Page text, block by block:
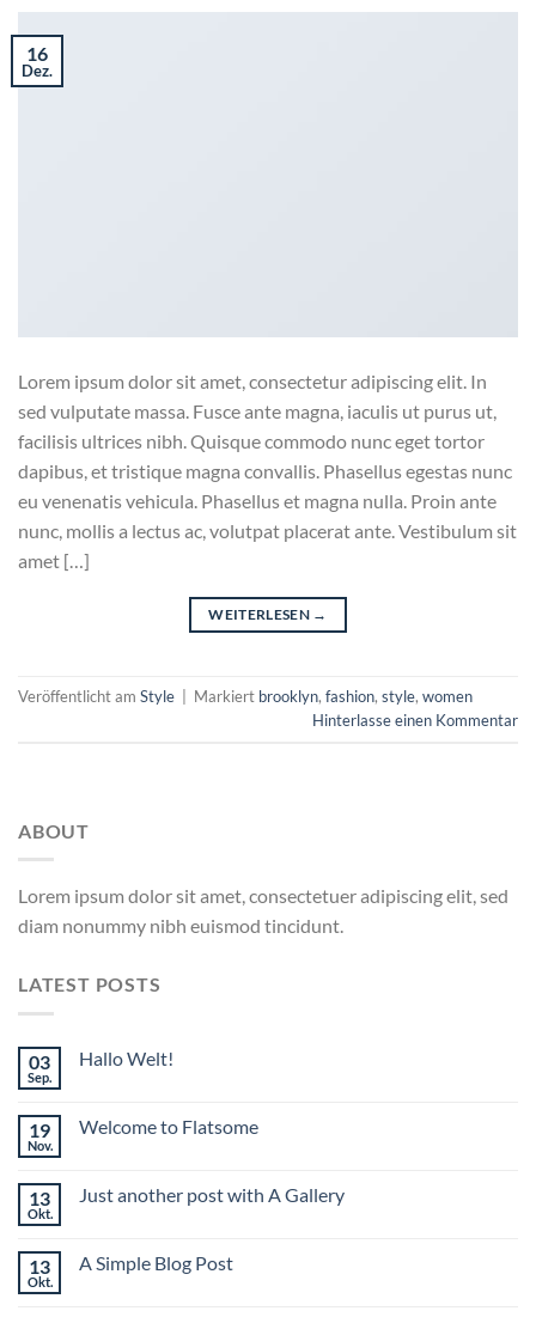
16
Dez.
Lorem ipsum dolor sit amet, consectetur adipiscing elit. In
sed vulputate massa. Fusce ante magna, iaculis ut purus ut,
facilisis ultrices nibh. Quisque commodo nunc eget tortor
dapibus, et tristique magna convallis. Phasellus egestas nunc
eu venenatis vehicula. Phasellus et magna nulla. Proin ante
nunc, mollis a lectus ac, volutpat placerat ante. Vestibulum sit
amet […]
WEITERLESEN →
Veröffentlicht am Style Markiert brooklyn, fashion, style, women
Hinterlasse einen Kommentar
ABOUT
Lorem ipsum dolor sit amet, consectetuer adipiscing elit, sed
diam nonummy nibh euismod tincidunt.
LATEST POSTS
03
Sep.
Hallo Welt!
19
Nov.
Welcome to Flatsome
13
Okt.
Just another post with A Gallery
13
Okt.
A Simple Blog Post